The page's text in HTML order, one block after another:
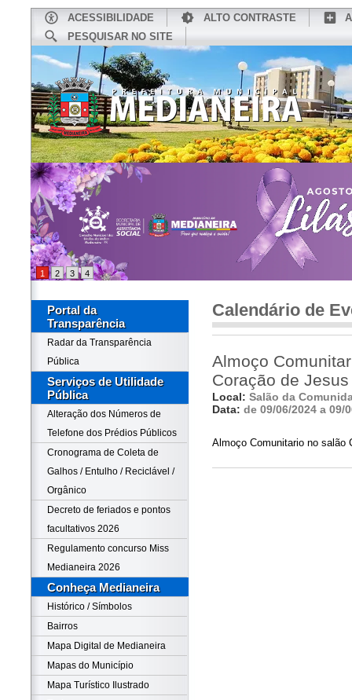
ACESSIBILIDADE ALTO CONTRASTE
PESQUISAR NO SITE
CONHEÇA MEDIANEIRA
1 2 3 4
Portal da
Transparência
Radar da Transparência
Pública
Serviços de Utilidade
Pública
Alteração dos Números de
Telefone dos Prédios Públicos
Cronograma de Coleta de
Galhos / Entulho / Reciclável /
Orgânico
Decreto de feriados e pontos
facultativos 2026
Regulamento concurso Miss
Medianeira 2026
Conheça Medianeira
Histórico / Símbolos
Bairros
Mapa Digital de Medianeira
Mapas do Município
Mapa Turístico Ilustrado
Calendário de
Almoço
Coração de Jesus
Local: Salão da
Data: de 09/06/2024 a 09/
Almoço Comunitario no salão